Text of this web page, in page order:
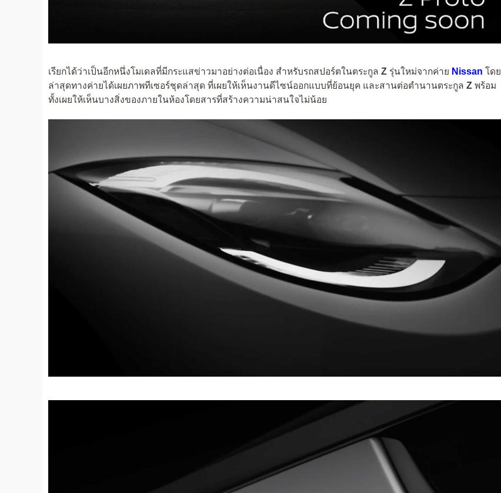
เรียกได้ว่าเป็นอีกหนึ่งโมเดลที่มีกระแสข่าวมาอย่างต่อเนื่อง สำหรับรถสปอร์ตในตระกูล Z รุ่นใหม่จากค่าย Nissan โดย
ล่าสุดทางค่ายได้เผยภาพทีเซอร์ชุดล่าสุด ที่เผยให้เห็นงานดีไซน์ออกแบบที่ย้อนยุค และสานต่อตำนานตระกูล Z พร้อม
ทั้งเผยให้เห็นบางสิ่งของภายในห้องโดยสารที่สร้างความน่าสนใจไม่น้อย